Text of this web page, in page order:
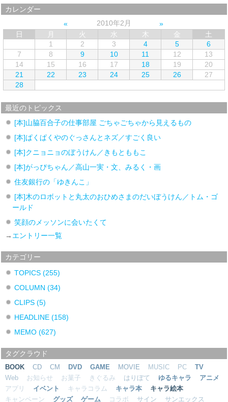
カレンダー
2010年2月
日
月 火 水 木 金
土
1
2 3 4 5
6
7
8 9 10 11 12
13
14
15 16 17 18 19
20
21
22 23 24 25 26
27
28
最近のトピックス
[本]山脇百合子の仕事部屋 ごちゃごちゃから見えるもの
[本]ぱくぱくやのぐっさんとネズ／すごく良い
[本]クニョニョのぼうけん／きもとももこ
[本]がっぴちゃん／高山一実・文、みるく・画
住友銀行の「ゆきんこ」
[本]木のロボットと丸太のおひめさまのだいぼうけん／トム・ゴ
ールド
笑顔のメッソンに会いたくて
→ エントリー一覧
カテゴリー
TOPICS(255)
COLUMN(34)
CLIPS(5)
HEADLINE(158)
MEMO(627)
タグクラウド
BOOK CD CM DVD GAME MOVIE MUSIC PC
TV
Web
お知らせ お菓子 きぐるみ はりぼて ゆるキャラ
アニメ
アプリ
イベント キャラコラム キャラ本
キャラ絵本
キャンペーン
グッズ ゲーム コラボ サイン
サンエックス